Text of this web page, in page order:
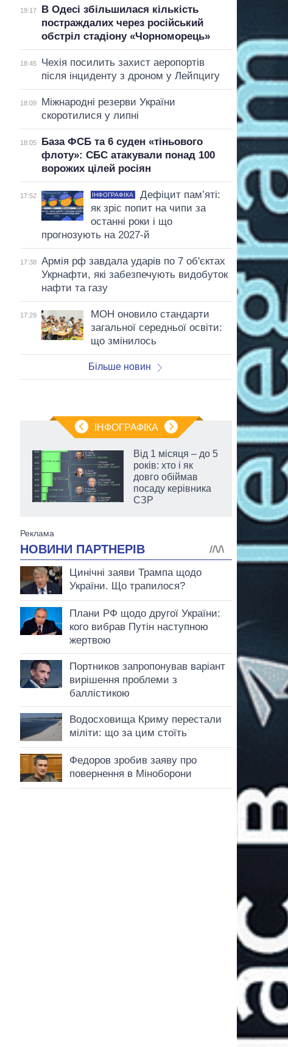
19:17
В Одесі збільшилася кількість
постраждалих через російський
обстріл стадіону «Чорноморець»
18:45
Чехія посилить захист аеропортів
після інциденту з дроном у Лейпцигу
18:09
Міжнародні резерви України
скоротилися у липні
18:05
База ФСБ та 6 суден «тіньового
флоту»: СБС атакували понад 100
ворожих цілей росіян
17:52 ІНФОГРАФІКА
Дефіцит пам’яті:
як зріс попит на чипи за
останні роки і що
прогнозують на 2027-й
17:38
Армія рф завдала ударів по 7 об'єктах
Укрнафти, які забезпечують видобуток
нафти та газу
17:29
МОН оновило стандарти
загальної середньої освіти:
що змінилось
Більше новин
ІНФОГРАФІКА
Від 1 місяця – до 5
років: хто і як
довго обіймав
посаду керівника
СЗР